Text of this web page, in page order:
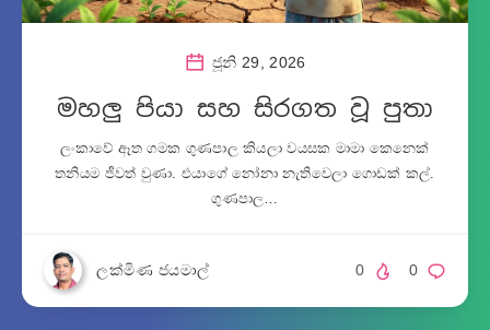
ජූනි 29, 2026
මහලු පියා සහ සිරගත වූ පුතා
ලංකාවේ ඈත ගමක ගුණපාල කියලා වයසක මාමා කෙනෙක්
තනියම ජීවත් වුණා. එයාගේ නෝනා නැතිවෙලා ගොඩක් කල්.
ගුණපාල…
ලක්මිණ ජයමාල් 0
0